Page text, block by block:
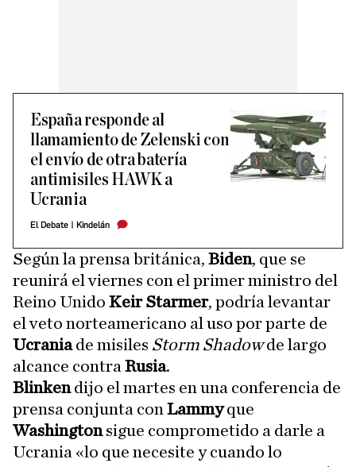
España responde al
llamamiento de Zelenski con
el envío de otra batería
antimisiles HAWK a
Ucrania
El Debate | Kindelán
Según la prensa británica, Biden, que se
reunirá el viernes con el primer ministro del
Reino Unido Keir Starmer, podría levantar
el veto norteamericano al uso por parte de
Ucraniade misiles Storm Shadowde largo
alcance contra Rusia.
Blinkendijo el martes en una conferencia de
prensa conjunta con Lammyque
Washingtonsigue comprometido a darle a
Ucrania «lo que necesite y cuando lo